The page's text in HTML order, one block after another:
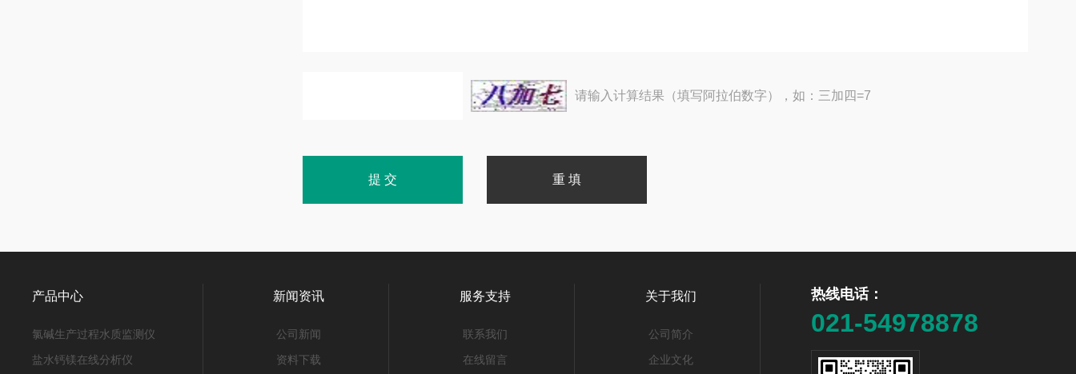
请输入计算结果（填写阿拉伯数字），如：三加四=7
热线电话：
021-54978878
产品中心
氯碱生产过程水质监测仪
盐水钙镁在线分析仪
新闻资讯
公司新闻
资料下载
服务支持
联系我们
在线留言
关于我们
公司简介
企业文化